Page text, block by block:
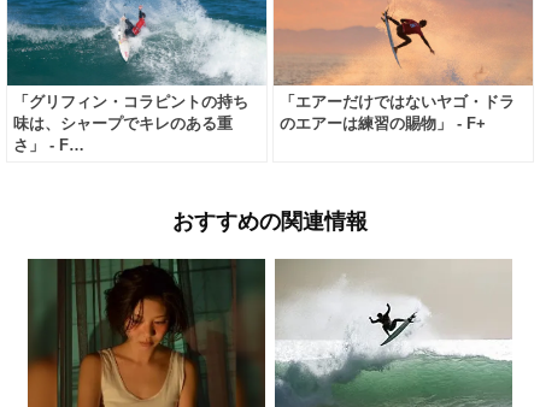
「グリフィン・コラピントの持ち
味は、シャープでキレのある重
さ」 - F…
「エアーだけではないヤゴ・ドラ
のエアーは練習の賜物」 - F+
おすすめの関連情報